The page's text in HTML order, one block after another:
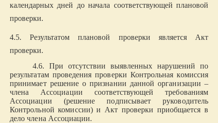
календарных дней до начала соответствующей плановой
проверки.
4.5. Результатом плановой проверки является Акт
проверки.
4.6. При отсутствии выявленных нарушений по
результатам проведения проверки Контрольная комиссия
принимает решение о признании данной организации –
члена Ассоциации соответствующей требованиям
Ассоциации (решение подписывает руководитель
Контрольной комиссии) и Акт проверки приобщается в
дело члена Ассоциации.